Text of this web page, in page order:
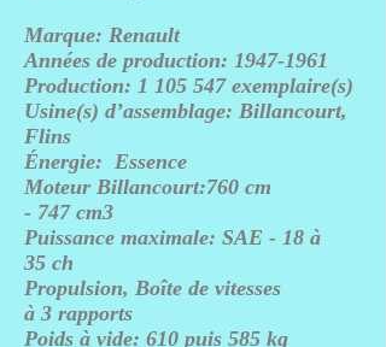
Marque: Renault
Années de production: 1947-1961
Production: 1 105 547 exemplaire(s)
Usine(s) d’assemblage: Billancourt,
Flins
Énergie: Essence
Moteur Billancourt:760 cm
- 747 cm3
Puissance maximale: SAE - 18 à
35 ch
Propulsion, Boîte de vitesses
à 3 rapports
Poids à vide: 610 puis 585 kg